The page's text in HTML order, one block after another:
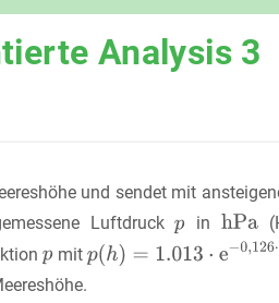
Analysis 3
und sendet mit
Luftdruck
in
mit